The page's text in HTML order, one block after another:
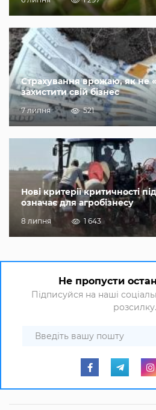
Страхування врожаю, як не
захистити свій бізнес
7 липня 521
Нові критерії критичності
означає для агробізнесу
8 липня 1 643
Не пропусти
Підписуйся на наші
розсилку.